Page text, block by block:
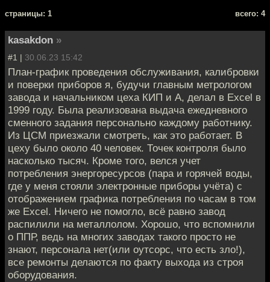
cтраницы: 1 всего: 4
kasakdon »
#1 | 30.06.23 15:42
План-график проведения обслуживания, калибровки
и поверки приборов я, будучи главным метрологом
завода и начальником цеха КИП и А, делал в Excel в
1999 году. Была реализована выдача ежедневного
сменного задания персонально каждому работнику.
Из ЦСМ приезжали смотреть, как это работает. В
цеху было около 40 человек. Точек контроля было
насколько тысяч. Кроме того, велся учет
потребления энергоресурсов (пара и горячей воды,
где у меня стояли электронные приборы учёта) с
отображением графика потребления по часам в том
же Excel. Ничего не помогло, всё равно завод
распилили на металлолом. Хорошо, что вспомнили
о ППР, ведь на многих заводах такого просто не
знают, персонала нет(или оутсорс, что есть зло!),
все ремонты делаются по факту выхода из строя
оборудования.